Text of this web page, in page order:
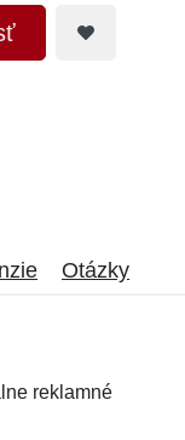
Otázky
reklamné